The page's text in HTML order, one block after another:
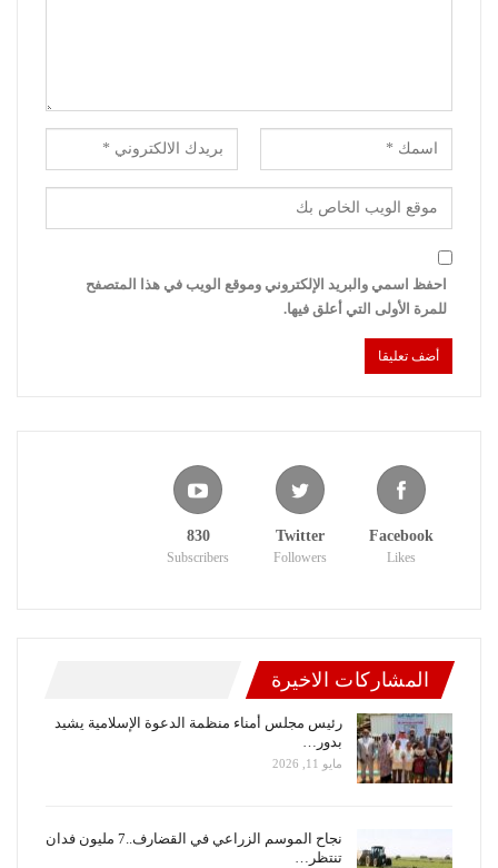
احفظ اسمي والبريد الإلكتروني وموقع الويب في هذا المتصفح
للمرة الأولى التي أعلق فيها.
Facebook
Likes
Twitter
Followers
830
Subscribers
المشاركات الاخيرة
رئيس مجلس أمناء منظمة الدعوة الإسلامية يشيد
بدور…
مايو 11, 2026
نجاح الموسم الزراعي في القضارف..7 مليون فدان
تنتظر…